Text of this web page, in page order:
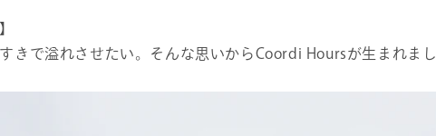
きで溢れさせたい。そんな思いからCoordi Hoursが生まれまし